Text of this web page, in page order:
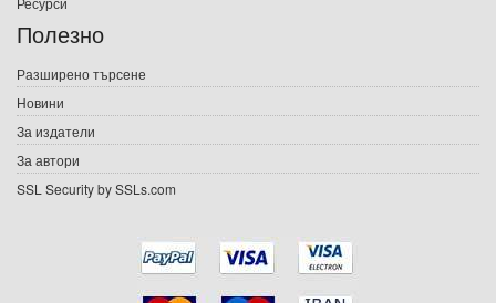
Е-списания
Подаръци
Ваучери
Полезно
Разширено търсене
Новини
За издатели
За автори
SSL Security by SSLs.com